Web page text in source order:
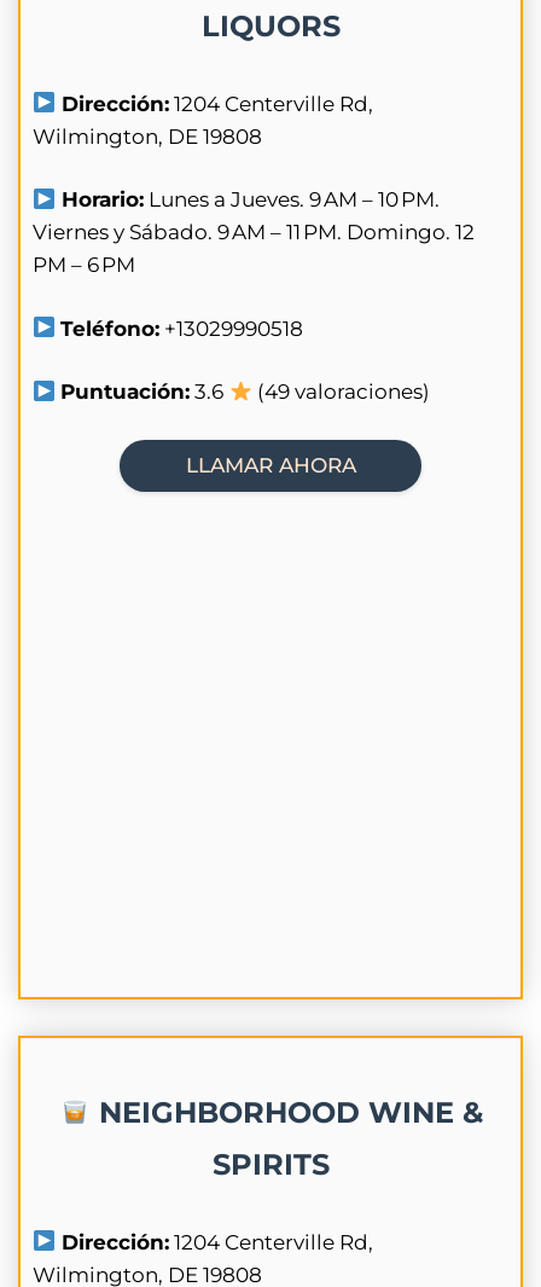
LIQUORS
Dirección: 1204 Centerville Rd,
Wilmington, DE 19808
Horario: Lunes a Jueves. 9 AM – 10 PM.
Viernes y Sábado. 9 AM – 11 PM. Domingo. 12
PM – 6 PM
Teléfono: +13029990518
Puntuación: 3.6 (49 valoraciones)
LLAMAR AHORA
NEIGHBORHOOD WINE &
SPIRITS
Dirección: 1204 Centerville Rd,
Wilmington, DE 19808